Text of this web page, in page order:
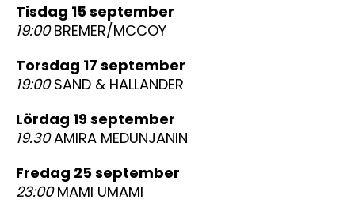
tisdag 15 september
19:00BREMER/MCCOY
torsdag 17 september
19:00SAND & HALLANDER
lördag 19 september
19.30AMIRA MEDUNJANIN
fredag 25 september
23:00MAMI UMAMI